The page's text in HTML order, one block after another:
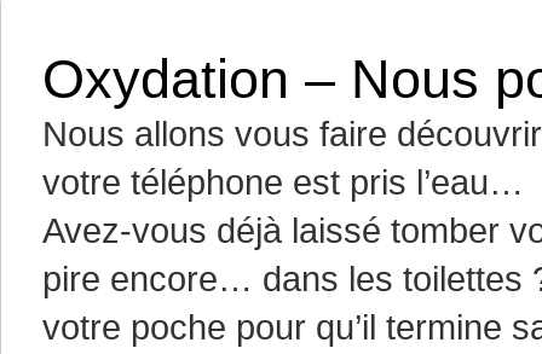
Oxydation – Nous
Nous allons vous faire
votre téléphone est pris l’eau…
Avez-vous déjà laissé tomber
pire encore… dans les toilettes
votre poche pour qu’il termine